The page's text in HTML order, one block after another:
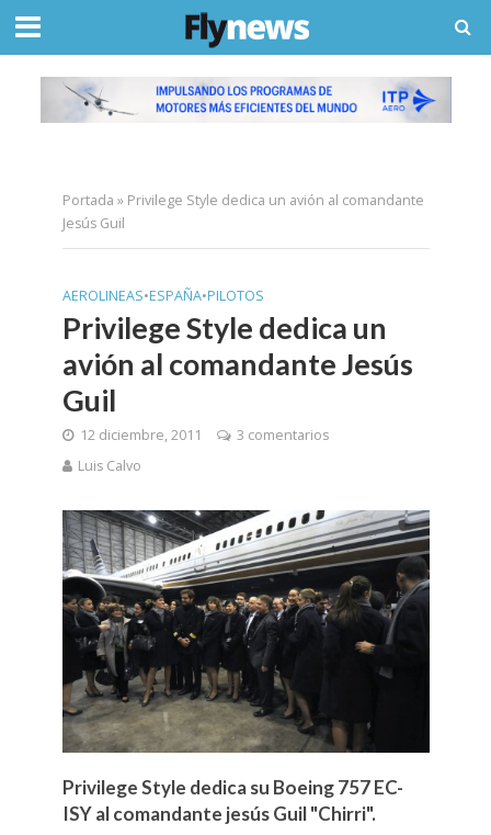
Portada » Privilege Style dedica un avión al comandante
Jesús Guil
AEROLINEAS•ESPAÑA•PILOTOS
Privilege Style dedica un
avión al comandante Jesús
Guil
12 diciembre, 2011
3 comentarios
Luis Calvo
Privilege Style dedica su Boeing 757 EC-
ISY al comandante jesús Guil "Chirri".